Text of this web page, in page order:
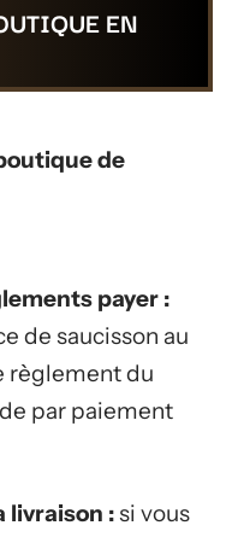
EN
de
payer :
de saucisson au
règlement du
par paiement
livraison :si vous